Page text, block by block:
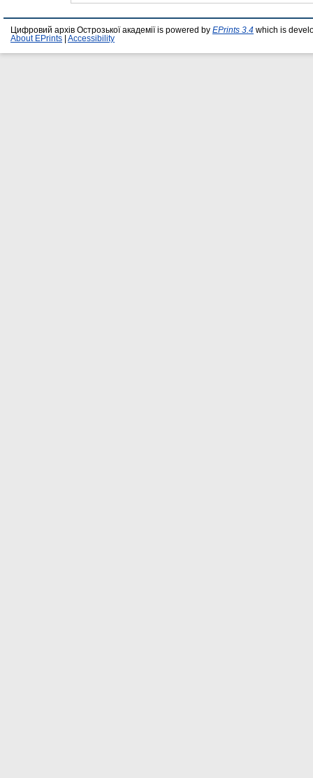
Цифровий архів Острозької академії is powered by EPrints 3.4 which is
About EPrints
Accessibility